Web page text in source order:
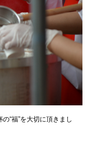
“福”を大切に頂きまし